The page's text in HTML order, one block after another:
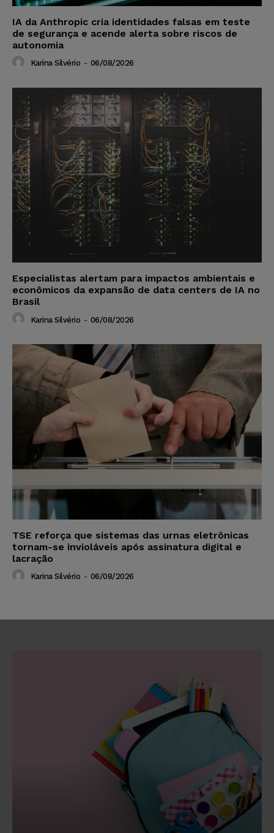
IA da Anthropic cria identidades falsas em teste
de segurança e acende alerta sobre riscos de
autonomia
Karina Silvério - 06/08/2026
Especialistas alertam para impactos ambientais e
econômicos da expansão de data centers de IA no
Brasil
Karina Silvério - 06/08/2026
TSE reforça que sistemas das urnas eletrônicas
tornam-se invioláveis após assinatura digital e
lacração
Karina Silvério - 06/08/2026